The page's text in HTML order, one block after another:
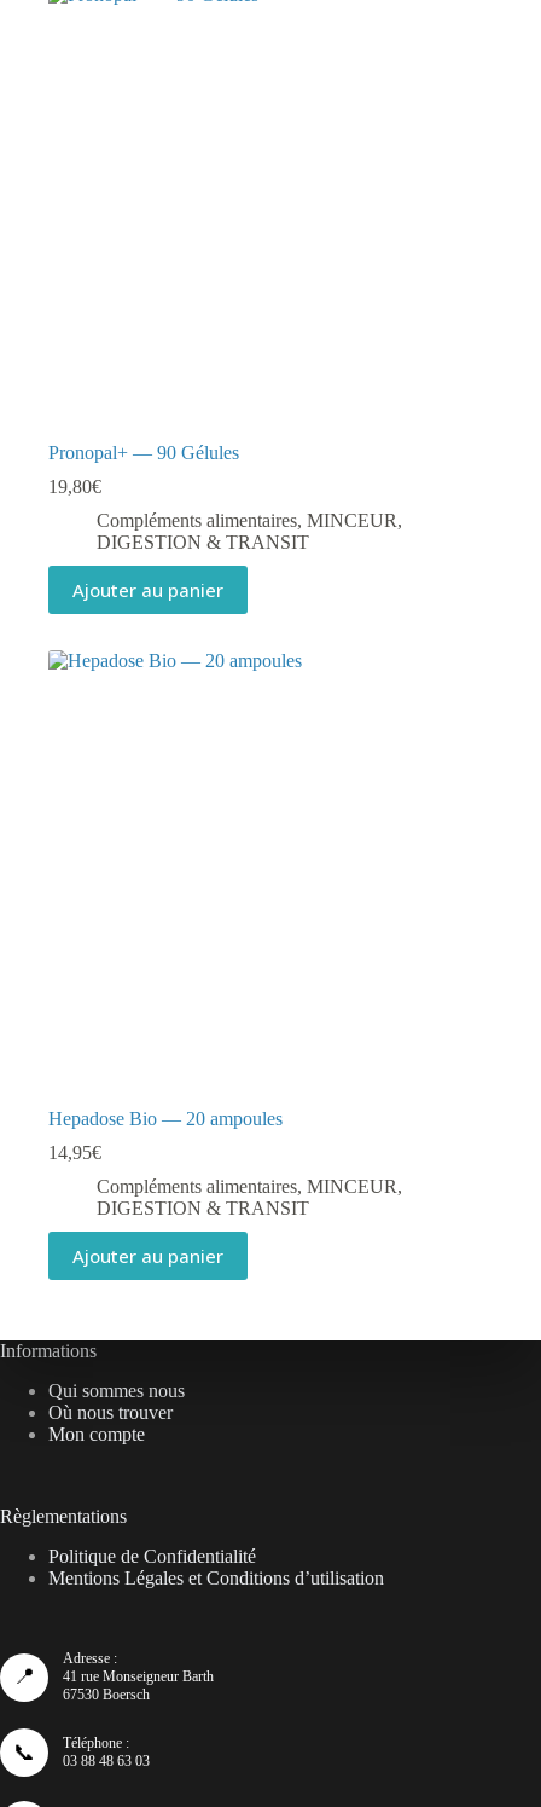
Pronopal+ — 90 Gélules
19,80€
Compléments alimentaires, MINCEUR,
DIGESTION & TRANSIT
Ajouter au panier
Hepadose Bio — 20 ampoules
14,95€
Compléments alimentaires, MINCEUR,
DIGESTION & TRANSIT
Ajouter au panier
Informations
Qui sommes nous
Où nous trouver
Mon compte
Règlementations
Politique de Confidentialité
Mentions Légales et Conditions d’utilisation
📍
Adresse :
41 rue Monseigneur Barth
67530 Boersch
📞
Téléphone :
03 88 48 63 03